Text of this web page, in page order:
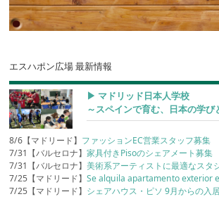
エスハポン広場 最新情報
▶︎ マドリッド日本人学校
～スペインで育む、日本の学び
8/6【マドリード】 ファッションEC営業スタッフ募集
7/31【バルセロナ】家具付きPisoのシェアメート募集
7/31【バルセロナ】美術系アーティストに最適なスタ
7/25【マドリード】Se alquila apartamento exterior
7/25【マドリード】 シェアハウス・ピソ 9月からの入